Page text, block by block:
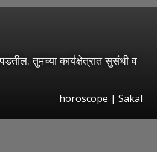
तुमच्या कार्यक्षेत्रात सुसंधी व
horoscope | Sakal